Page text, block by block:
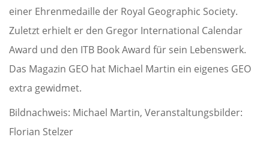
einer Ehrenmedaille der Royal Geographic Society.
Zuletzt erhielt er den Gregor International Calendar
Award und den ITB Book Award für sein Lebenswerk.
Das Magazin GEO hat Michael Martin ein eigenes GEO
extra gewidmet.
Bildnachweis: Michael Martin, Veranstaltungsbilder:
Florian Stelzer